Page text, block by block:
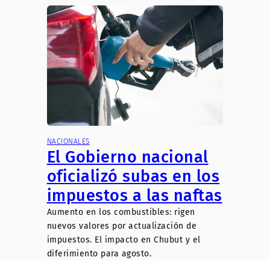
NACIONALES
El Gobierno nacional
oficializó subas en los
impuestos a las naftas
Aumento en los combustibles: rigen
nuevos valores por actualización de
impuestos. El impacto en Chubut y el
diferimiento para agosto.